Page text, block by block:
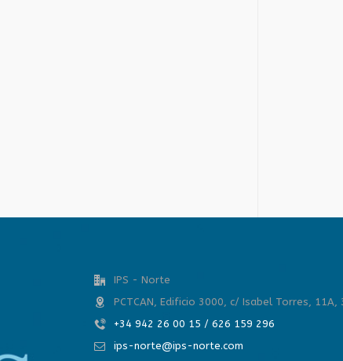
IPS - Norte
PCTCAN, Edificio 3000, c/ Isabel Torres,
+34 942 26 00 15 / 626 159 296
ips-norte@ips-norte.com